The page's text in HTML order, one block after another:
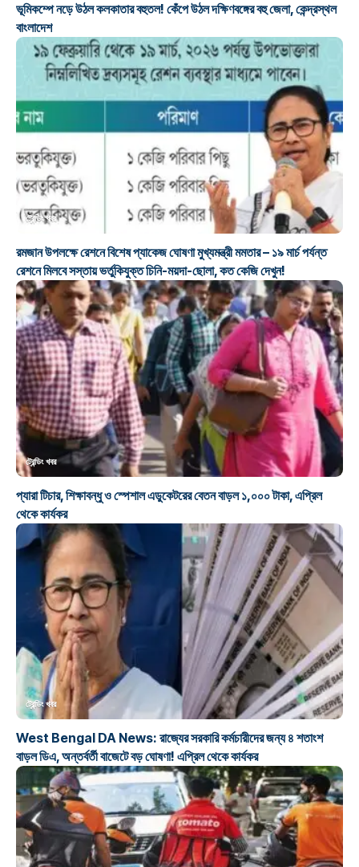
ভূমিকম্পে নড়ে উঠল কলকাতার বহুতল! কেঁপে উঠল দক্ষিণবঙ্গের বহু জেলা, কেন্দ্রস্থল
বাংলাদেশ
ট্রেন্ডিং খবর
রমজান উপলক্ষে রেশনে বিশেষ প্যাকেজ ঘোষণা মুখ্যমন্ত্রী মমতার – ১৯ মার্চ পর্যন্ত
রেশনে মিলবে সস্তায় ভর্তুকিযুক্ত চিনি-ময়দা-ছোলা, কত কেজি দেখুন!
ট্রেন্ডিং খবর
প্যারা টিচার, শিক্ষাবন্ধু ও স্পেশাল এডুকেটরের বেতন বাড়ল ১,০০০ টাকা, এপ্রিল
থেকে কার্যকর
ট্রেন্ডিং খবর
West Bengal DA News: রাজ্যের সরকারি কর্মচারীদের জন্য ৪ শতাংশ
বাড়ল ডিএ, অন্তর্বর্তী বাজেটে বড় ঘোষণা! এপ্রিল থেকে কার্যকর